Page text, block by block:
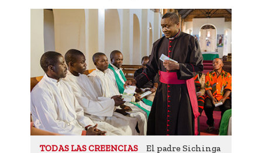
TODAS LAS CREENCIAS
El padre Sichinga